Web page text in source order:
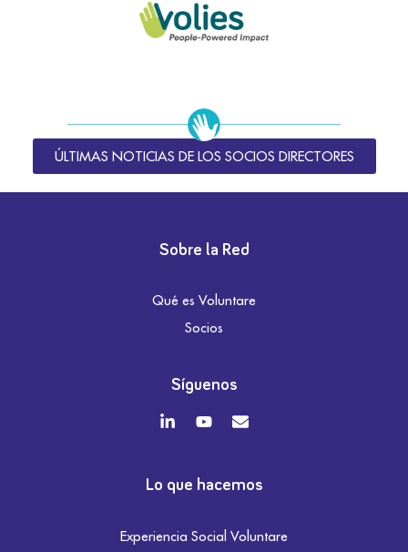
ÚLTIMAS NOTICIAS DE LOS SOCIOS DIRECTORES
Sobre la Red
Qué es Voluntare
Socios
Síguenos
Lo que hacemos
Experiencia Social Voluntare